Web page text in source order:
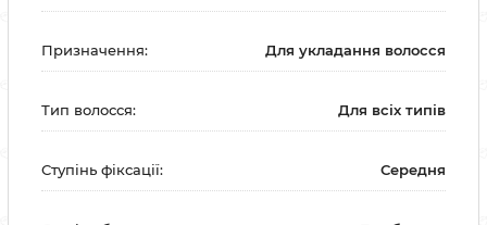
Призначення: Для укладання волосся
Тип волосся: Для всіх типів
Ступінь фіксації: Середня